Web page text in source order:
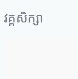
វគ្គសិក្សា